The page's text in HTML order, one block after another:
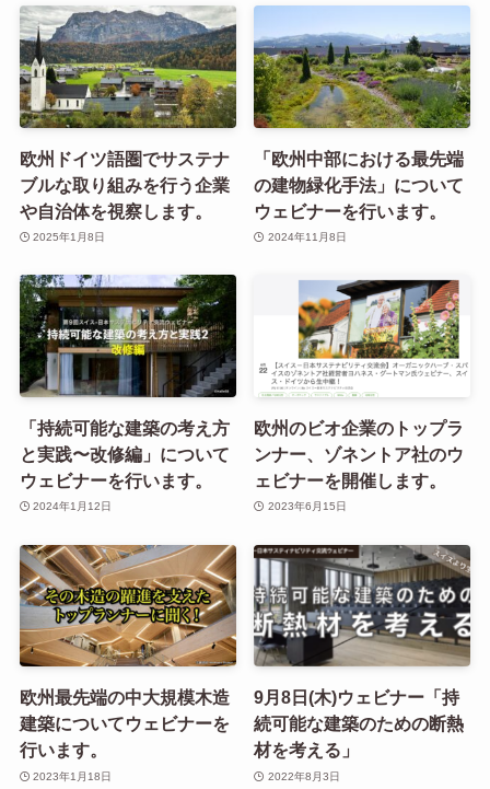
欧州ドイツ語圏でサステナ
ブルな取り組みを行う企業
や自治体を視察します。
2025年1月8日
「欧州中部における最先端
の建物緑化手法」について
ウェビナーを行います。
2024年11月8日
「持続可能な建築の考え方
と実践〜改修編」について
ウェビナーを行います。
2024年1月12日
欧州のビオ企業のトップラ
ンナー、ゾネントア社のウ
ェビナーを開催します。
2023年6月15日
欧州最先端の中大規模木造
建築についてウェビナーを
行います。
2023年1月18日
9月8日(木)ウェビナー「持
続可能な建築のための断熱
材を考える」
2022年8月3日